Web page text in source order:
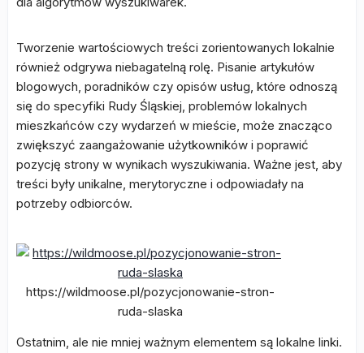
Tworzenie wartościowych treści zorientowanych lokalnie
również odgrywa niebagatelną rolę. Pisanie artykułów
blogowych, poradników czy opisów usług, które odnoszą
się do specyfiki Rudy Śląskiej, problemów lokalnych
mieszkańców czy wydarzeń w mieście, może znacząco
zwiększyć zaangażowanie użytkowników i poprawić
pozycję strony w wynikach wyszukiwania. Ważne jest, aby
treści były unikalne, merytoryczne i odpowiadały na
potrzeby odbiorców.
https://wildmoose.pl/pozycjonowanie-stron-
ruda-slaska
Ostatnim, ale nie mniej ważnym elementem są lokalne linki.